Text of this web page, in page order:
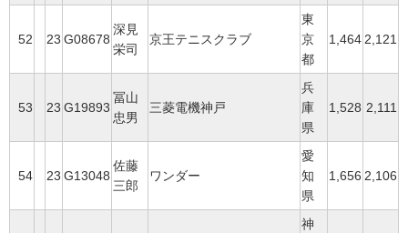
52 23 G08678
深見
栄司
京王テニスクラブ
東
京
都
1,464 2,121
53 23 G19893
冨山
忠男
三菱電機神戸
兵
庫
県
1,528 2,111
54 23 G13048
佐藤
三郎
ワンダー
愛
知
県
1,656 2,106
神